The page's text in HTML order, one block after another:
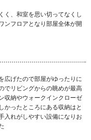
く、和室を思い切ってなくし
ンフロアとなり部屋全体が開
広げたので部屋がゆったりに
リビングからの眺めが最高
納やウォークインクローゼ
かったところにある収納はと
れがしやすい設備になりお